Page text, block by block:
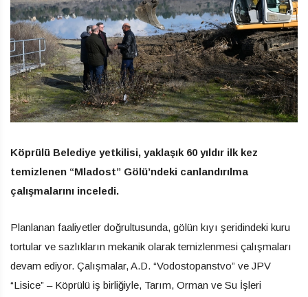
Köprülü Belediye yetkilisi, yaklaşık 60 yıldır ilk kez
temizlenen “Mladost” Gölü’ndeki canlandırılma
çalışmalarını inceledi.
Planlanan faaliyetler doğrultusunda, gölün kıyı şeridindeki kuru
tortular ve sazlıkların mekanik olarak temizlenmesi çalışmaları
devam ediyor. Çalışmalar, A.D. “Vodostopanstvo” ve JPV
“Lisice” – Köprülü iş birliğiyle, Tarım, Orman ve Su İşleri